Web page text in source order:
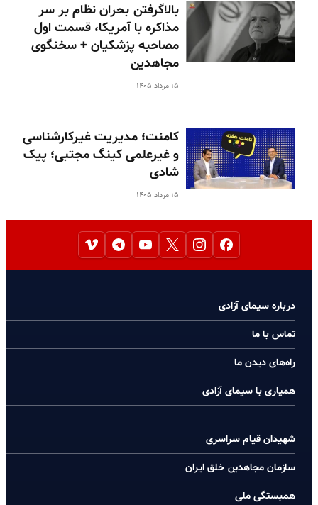
بالا‌گرفتن بحران نظام بر سر
مذاکره با آمریکا، قسمت اول
مصاحبه پزشکیان + سخنگوی
مجاهدین
۱۵ مرداد ۱۴۰۵
کامنت؛ مدیریت غیرکارشناسی
و غیرعلمی کینگ مجتبی؛ پیک
شادی
۱۵ مرداد ۱۴۰۵
درباره سیمای آزادی
تماس با ما
راه‌های دیدن ما
همیاری با سیمای آزادی
شهیدان قیام سراسری
سازمان مجاهدین خلق ایران
همبستگی ملی